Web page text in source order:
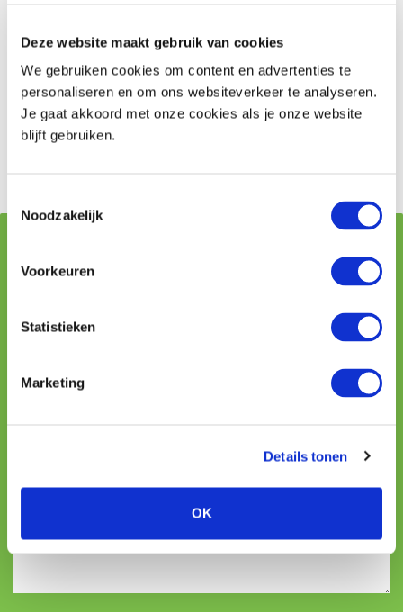
Deze website maakt gebruik van cookies
We gebruiken cookies om content en advertenties te
personaliseren en om ons websiteverkeer te analyseren.
Je gaat akkoord met onze cookies als je onze website
blijft gebruiken.
Noodzakelijk
Voorkeuren
Statistieken
Marketing
Details tonen
OK
is niet duidelijk wat voor hun partner verzekerd is als
hij of zij komt te overlijden. Dit verschilt echter per
persoon en is afhankelijk van gemaakte afspraken.
Deze afspraken vind je in het pensioenreglement.
Telefoon